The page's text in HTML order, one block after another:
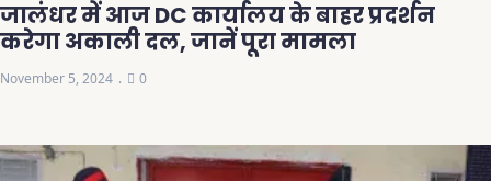
जालंधर में आज DC कार्यालय के बाहर प्रदर्शन
करेगा अकाली दल, जानें पूरा मामला
November 5, 2024 0